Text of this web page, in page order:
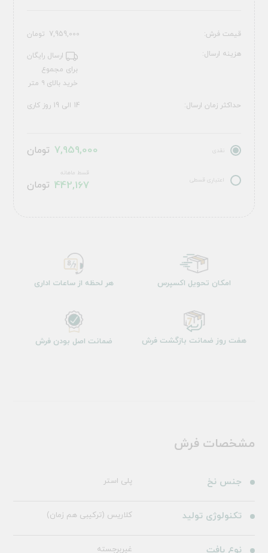
قیمت فرش: 7,959,000 تومان
هزینه ارسال:
ارسال رایگان
برای مجموع
خرید بالای ۹ متر
حداکثر زمان ارسال: 14 الی 19 روز کاری
نقدی 7,959,000 تومان
اعتباری قسطی
قسط ماهانه
442,167 تومان
امکان تحویل اکسپرس هر لحظه از ساعات اداری
هفت روز ضمانت بازگشت فرش ضمانت اصل بودن فرش
مشخصات فرش
جنس نخ پلی استر
تکنولوژی تولید کلاریس (ترکیبی هم زمان)
نوع بافت غیربرجسته